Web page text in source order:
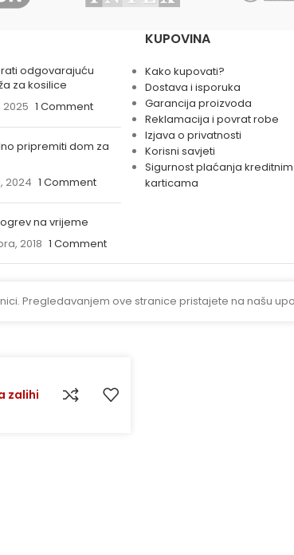
odgovarajuću
za kosilice
2025 1 Comment
pripremiti dom za
2024 1 Comment
na vrijeme
2018 1 Comment
KUPOVINA
Kako kupovati?
Dostava i isporuka
Garancija proizvoda
Reklamacija i povrat robe
Izjava o privatnosti
Korisni savjeti
Sigurnost plaćanja kreditnim
karticama
Pregledavanjem ove stranice pristajete na našu
zalihi